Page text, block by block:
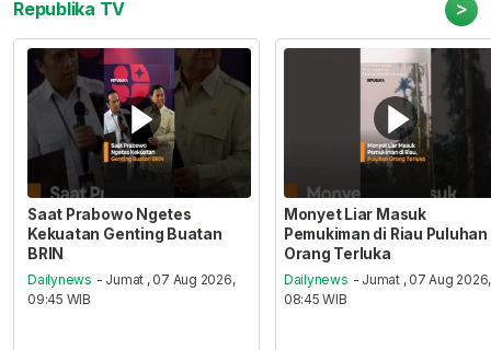
Republika TV >
Saat Prabowo Ngetes
Kekuatan Genting Buatan
BRIN
Dailynews - Jumat , 07 Aug 2026,
09:45 WIB
Monyet Liar Masuk
Pemukiman di Riau Puluhan
Orang Terluka
Dailynews - Jumat , 07 Aug 2026,
08:45 WIB